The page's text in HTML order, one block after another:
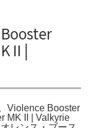
II |
Violence Booster
MK II | Valkyrie